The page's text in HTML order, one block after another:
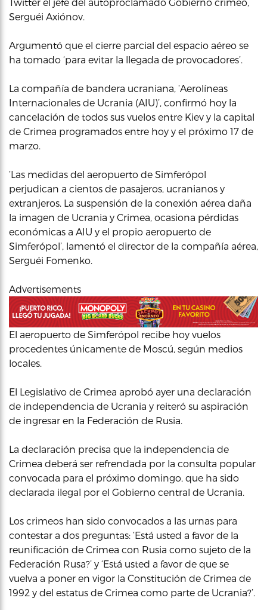
Serguéi Axiónov.
Argumentó que el cierre parcial del espacio aéreo se
ha tomado ‘para evitar la llegada de provocadores’.
La compañía de bandera ucraniana, ‘Aerolíneas
Internacionales de Ucrania (AIU)’, confirmó hoy la
cancelación de todos sus vuelos entre Kiev y la capital
de Crimea programados entre hoy y el próximo 17 de
marzo.
‘Las medidas del aeropuerto de Simferópol
perjudican a cientos de pasajeros, ucranianos y
extranjeros. La suspensión de la conexión aérea daña
la imagen de Ucrania y Crimea, ocasiona pérdidas
económicas a AIU y el propio aeropuerto de
Simferópol’, lamentó el director de la compañía aérea,
Serguéi Fomenko.
Advertisements
El aeropuerto de Simferópol recibe hoy vuelos
procedentes únicamente de Moscú, según medios
locales.
El Legislativo de Crimea aprobó ayer una declaración
de independencia de Ucrania y reiteró su aspiración
de ingresar en la Federación de Rusia.
La declaración precisa que la independencia de
Crimea deberá ser refrendada por la consulta popular
convocada para el próximo domingo, que ha sido
declarada ilegal por el Gobierno central de Ucrania.
Los crimeos han sido convocados a las urnas para
contestar a dos preguntas: ‘Está usted a favor de la
reunificación de Crimea con Rusia como sujeto de la
Federación Rusa?’ y ‘Está usted a favor de que se
vuelva a poner en vigor la Constitución de Crimea de
1992 y del estatus de Crimea como parte de Ucrania?’.